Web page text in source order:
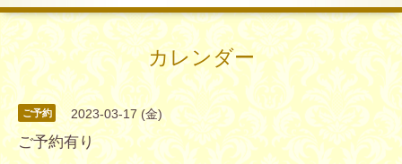
カレンダー
ご予約 2023-03-17 (金)
ご予約有り